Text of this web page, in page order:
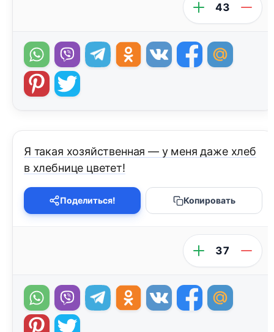
43
Я такая хозяйственная — у меня даже хлеб
в хлебнице цветет!
Поделиться! Копировать
37